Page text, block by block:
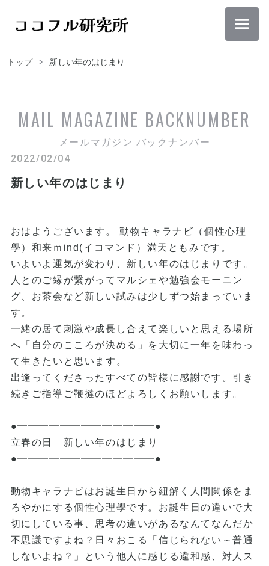
トップ 新しい年のはじまり
MAIL MAGAZINE BACKNUMBER
メールマガジン バックナンバー
2022/02/04
新しい年のはじまり
おはようございます。 動物キャラナビ（個性心理
學）和来ｍind(イコマンド）満天ともみです。
いよいよ運気が変わり、新しい年のはじまりです。
人とのご縁が繋がってマルシェや勉強会モーニン
グ、お茶会など新しい試みは少しずつ始まっていま
す。
一緒の居て刺激や成長し合えて楽しいと思える場所
へ「自分のこころが決める」を大切に一年を味わっ
て生きたいと思います。
出逢ってくださったすべての皆様に感謝です。引き
続きご指導ご鞭撻のほどよろしくお願いします。
●━━━━━━━━━━━━━●
立春の日 新しい年のはじまり
●━━━━━━━━━━━━━●
動物キャラナビはお誕生日から紐解く人間関係をま
ろやかにする個性心理學です。お誕生日の違いで大
切にしている事、思考の違いがあるなんてなんだか
不思議ですよね？日々おこる「信じられない～普通
しないよね？」という他人に感じる違和感、対人ス